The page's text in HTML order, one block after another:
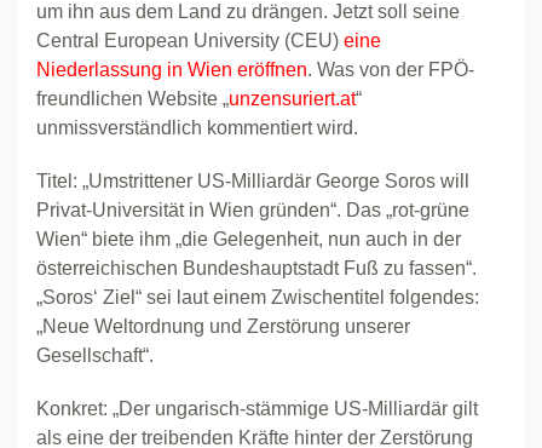
um ihn aus dem Land zu drängen. Jetzt soll seine
Central European University (CEU) eine
Niederlassung in Wien eröffnen. Was von der FPÖ-
freundlichen Website „unzensuriert.at“
unmissverständlich kommentiert wird.
Titel: „Umstrittener US-Milliardär George Soros will
Privat-Universität in Wien gründen“. Das „rot-grüne
Wien“ biete ihm „die Gelegenheit, nun auch in der
österreichischen Bundeshauptstadt Fuß zu fassen“.
„Soros‘ Ziel“ sei laut einem Zwischentitel folgendes:
„Neue Weltordnung und Zerstörung unserer
Gesellschaft“.
Konkret: „Der ungarisch-stämmige US-Milliardär gilt
als eine der treibenden Kräfte hinter der Zerstörung